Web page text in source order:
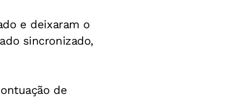
e deixaram o
sincronizado,
de